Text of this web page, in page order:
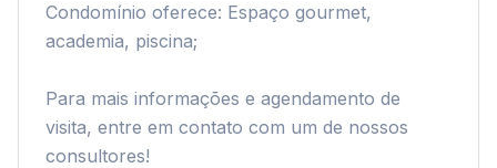
Condomínio oferece: Espaço gourmet,
academia, piscina;
Para mais informações e agendamento de
visita, entre em contato com um de nossos
consultores!